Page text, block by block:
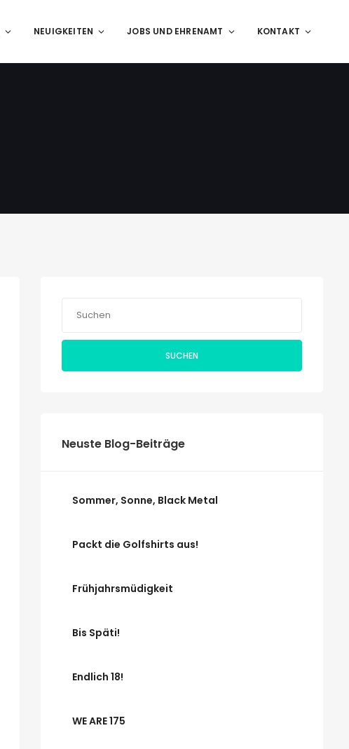
NEUIGKEITEN JOBS UND EHRENAMT KONTAKT
SUCHEN
Neuste Blog-Beiträge
Sommer, Sonne, Black Metal
Packt die Golfshirts aus!
Frühjahrsmüdigkeit
Bis Späti!
Endlich 18!
WE ARE 175